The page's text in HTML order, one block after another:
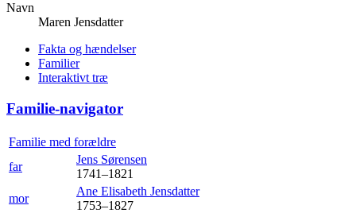
Navn
Maren Jensdatter
Fakta og hændelser
Familier
Interaktivt træ
Familie-navigator
Familie med forældre
far
Jens Sørensen
1741–1821
mor
Ane Elisabeth Jensdatter
1753–1827